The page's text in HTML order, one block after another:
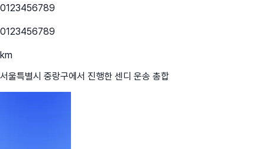
0123456789
0123456789
km
서울특별시 중랑구에서 진행한 센디 운송 총합